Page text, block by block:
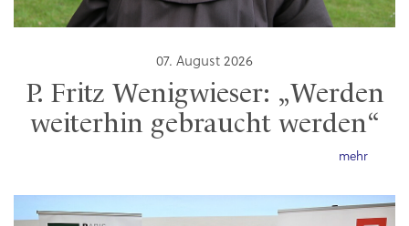
07. August 2026
P. Fritz Wenigwieser: „Werden
weiterhin gebraucht werden“
mehr